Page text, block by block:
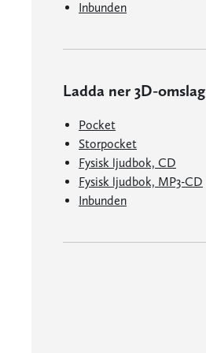
Inbunden
Ladda ner 3D-omslag
Pocket
Storpocket
Fysisk ljudbok, CD
Fysisk ljudbok, MP3-CD
Inbunden